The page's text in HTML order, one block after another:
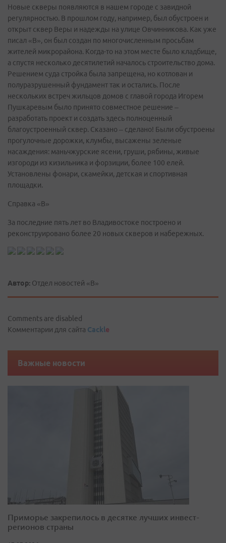
Новые скверы появляются в нашем городе с завидной
регулярностью. В прошлом году, например, был обустроен и
открыт сквер Веры и надежды на улице Овчинникова. Как уже
писал «В», он был создан по многочисленным просьбам
жителей микрорайона. Когда-то на этом месте было кладбище,
а спустя несколько десятилетий началось строительство дома.
Решением суда стройка была запрещена, но котлован и
полуразрушенный фундамент так и остались. После
нескольких встреч жильцов домов с главой города Игорем
Пушкаревым было принято совместное решение –
разработать проект и создать здесь полноценный
благоустроенный сквер. Сказано – сделано! Были обустроены
прогулочные дорожки, клумбы, высажены зеленые
насаждения: маньчжурские ясени, груши, рябины, живые
изгороди из кизильника и форзиции, более 100 елей.
Установлены фонари, скамейки, детская и спортивная
площадки.
Справка «В»
За последние пять лет во Владивостоке построено и
реконструировано более 20 новых скверов и набережных.
Автор: Отдел новостей «В»
Comments are disabled
Комментарии для сайта Cackle
Важные новости
Приморье закрепилось в десятке лучших инвест-
регионов страны